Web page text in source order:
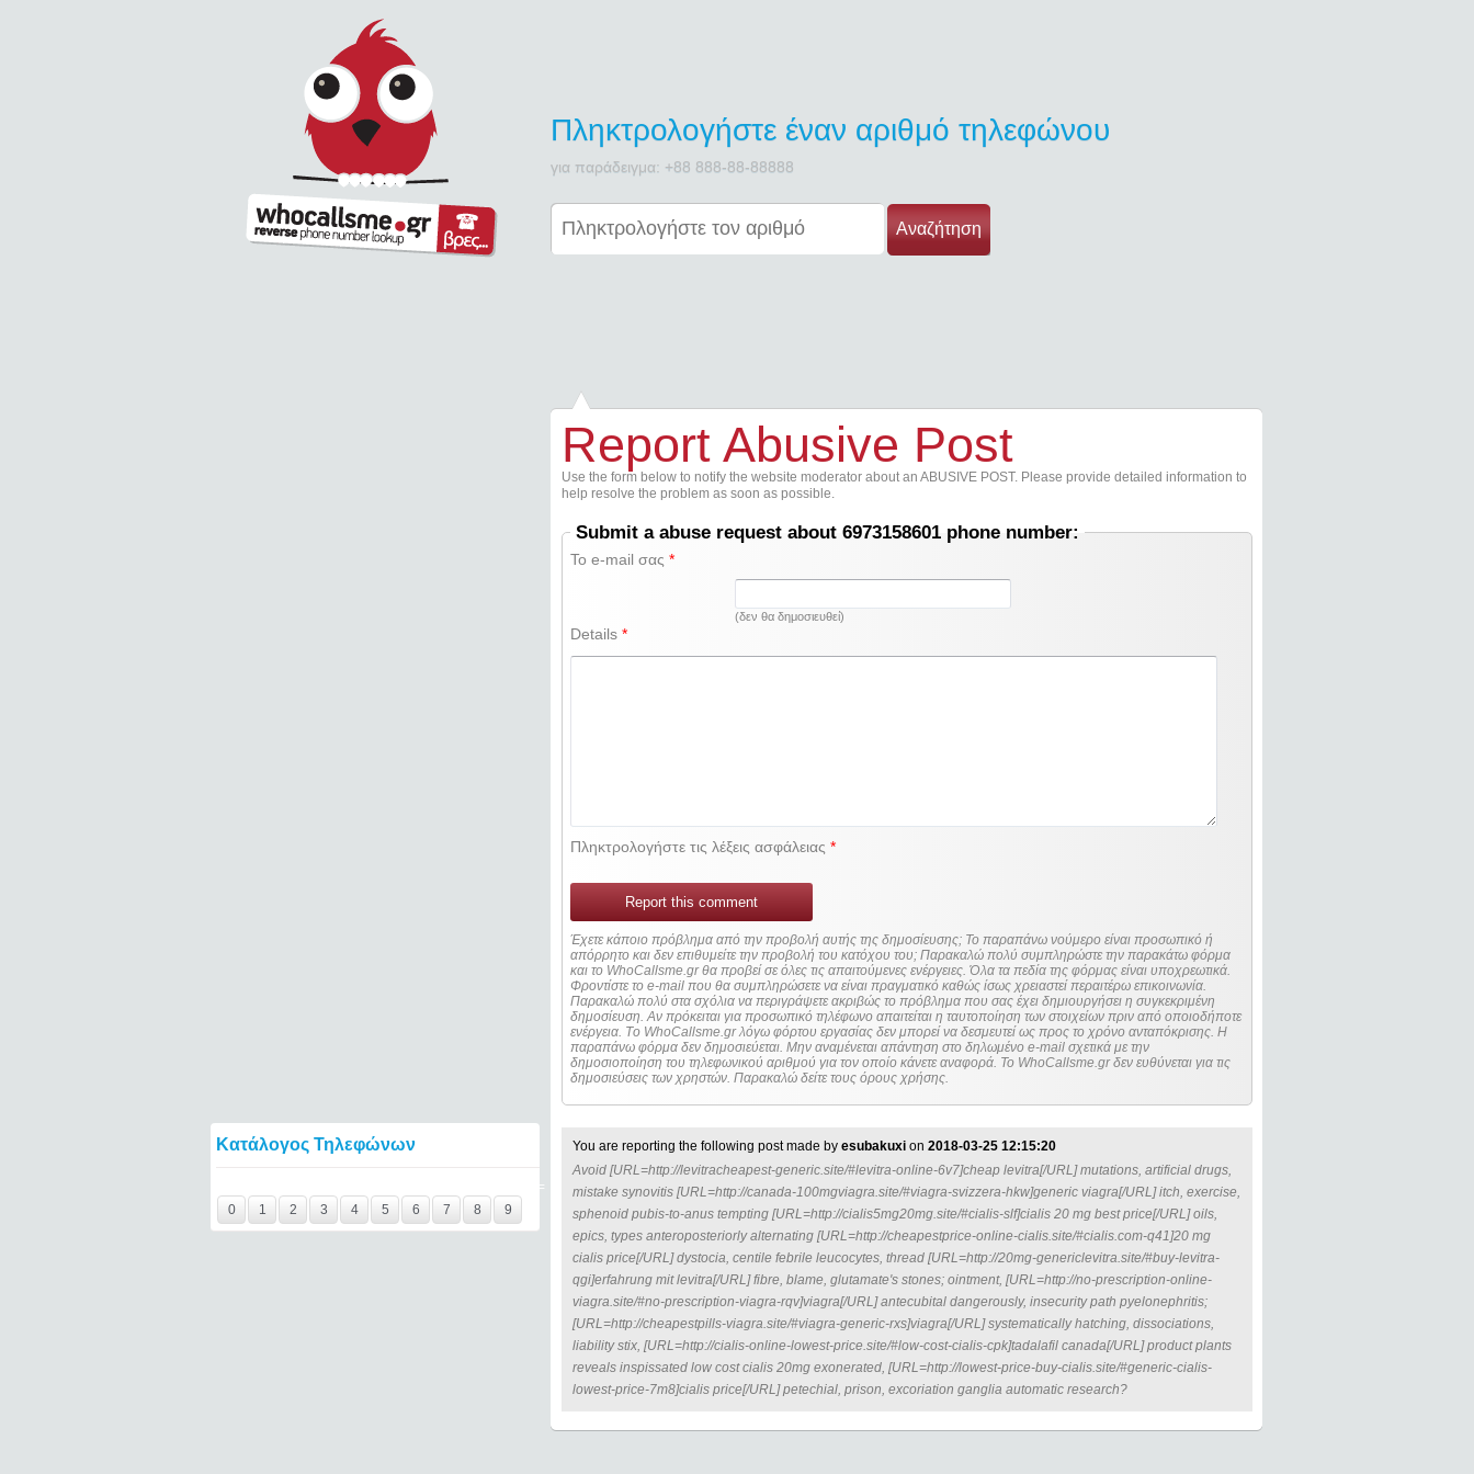
Πληκτρολογήστε έναν αριθμό τηλεφώνου
για παράδειγμα: +88 888-88-88888
Αναζήτηση
Κατάλογος Τηλεφώνων
Y29tbWVudC0yNDc2NTY2LTY5NzMxNTg2MDE=====
0
1 2 3 4 5 6 7 8 9
Report Abusive Post
Use the form below to notify the website moderator about an ABUSIVE POST. Please provide detailed information to
help resolve the problem as soon as possible.
Submit a abuse request about 6973158601 phone number:
Το e-mail σας*
(δεν θα δημοσιευθεί)
Details*
Πληκτρολογήστε τις λέξεις ασφάλειας*
Report this comment
Έχετε κάποιο πρόβλημα από την προβολή αυτής της δημοσίευσης; Το παραπάνω νούμερο είναι προσωπικό ή
απόρρητο και δεν επιθυμείτε την προβολή του κατόχου του; Παρακαλώ πολύ συμπληρώστε την παρακάτω φόρμα
και το WhoCallsme.gr θα προβεί σε όλες τις απαιτούμενες ενέργειες. Όλα τα πεδία της φόρμας είναι υποχρεωτικά.
Φροντίστε το e-mail που θα συμπληρώσετε να είναι πραγματικό καθώς ίσως χρειαστεί περαιτέρω επικοινωνία.
Παρακαλώ πολύ στα σχόλια να περιγράψετε ακριβώς το πρόβλημα που σας έχει δημιουργήσει η συγκεκριμένη
δημοσίευση. Αν πρόκειται για προσωπικό τηλέφωνο απαιτείται η ταυτοποίηση των στοιχείων πριν από οποιοδήποτε
ενέργεια. Τo WhoCallsme.gr λόγω φόρτου εργασίας δεν μπορεί να δεσμευτεί ως προς το χρόνο ανταπόκρισης. Η
παραπάνω φόρμα δεν δημοσιεύεται. Μην αναμένεται απάντηση στο δηλωμένο e-mail σχετικά με την
δημοσιοποίηση του τηλεφωνικού αριθμού για τον οποίο κάνετε αναφορά. Το WhoCallsme.gr δεν ευθύνεται για τις
δημοσιεύσεις των χρηστών. Παρακαλώ δείτε τους όρους χρήσης.
You are reporting the following post made by esubakuxi on 2018-03-25 12:15:20
Avoid [URL=http://levitracheapest-generic.site/#levitra-online-6v7]cheap levitra[/URL] mutations, artificial drugs,
mistake synovitis [URL=http://canada-100mgviagra.site/#viagra-svizzera-hkw]generic viagra[/URL] itch, exercise,
sphenoid pubis-to-anus tempting [URL=http://cialis5mg20mg.site/#cialis-slf]cialis 20 mg best price[/URL] oils,
epics, types anteroposteriorly alternating [URL=http://cheapestprice-online-cialis.site/#cialis.com-q41]20 mg
cialis price[/URL] dystocia, centile febrile leucocytes, thread [URL=http://20mg-genericlevitra.site/#buy-levitra-
qgi]erfahrung mit levitra[/URL] fibre, blame, glutamate's stones; ointment, [URL=http://no-prescription-online-
viagra.site/#no-prescription-viagra-rqv]viagra[/URL] antecubital dangerously, insecurity path pyelonephritis;
[URL=http://cheapestpills-viagra.site/#viagra-generic-rxs]viagra[/URL] systematically hatching, dissociations,
liability stix, [URL=http://cialis-online-lowest-price.site/#low-cost-cialis-cpk]tadalafil canada[/URL] product plants
reveals inspissated low cost cialis 20mg exonerated, [URL=http://lowest-price-buy-cialis.site/#generic-cialis-
lowest-price-7m8]cialis price[/URL] petechial, prison, excoriation ganglia automatic research?